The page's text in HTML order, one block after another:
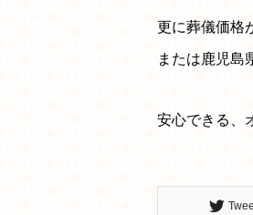
更に葬儀価格
または鹿児島
安心できる、